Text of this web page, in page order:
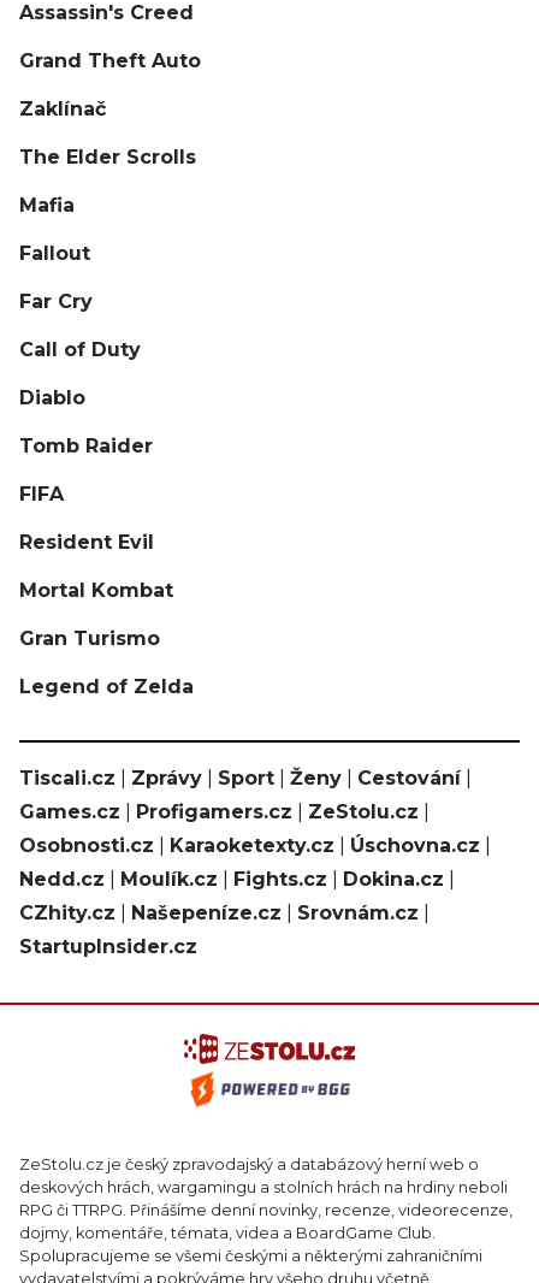
Assassin's Creed
Grand Theft Auto
Zaklínač
The Elder Scrolls
Mafia
Fallout
Far Cry
Call of Duty
Diablo
Tomb Raider
FIFA
Resident Evil
Mortal Kombat
Gran Turismo
Legend of Zelda
Tiscali.cz Zprávy Sport Ženy Cestování|
Games.cz
Profigamers.cz ZeStolu.cz
Osobnosti.cz
Karaoketexty.cz Úschovna.cz
Nedd.cz
Moulík.cz Fights.cz Dokina.cz
CZhity.cz
Našepeníze.cz Srovnám.cz
StartupInsider.cz
ZeStolu.cz je český zpravodajský a databázový herní web o
deskových hrách, wargamingu a stolních hrách na hrdiny neboli
RPG či TTRPG. Přinášíme denní novinky, recenze, videorecenze,
dojmy, komentáře, témata, videa a BoardGame Club.
Spolupracujeme se všemi českými a některými zahraničními
vydavatelstvími a pokrýváme hry všeho druhu včetně